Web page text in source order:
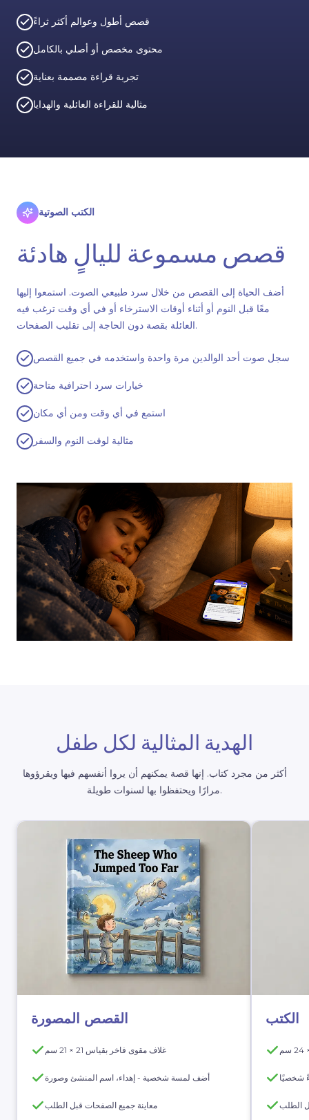
قصص أطول وعوالم أكثر ثراءً
محتوى مخصص أو أصلي بالكامل
تجربة قراءة مصممة بعناية
مثالية للقراءة العائلية والهدايا
الكتب الصوتية
قصص مسموعة لليالٍ هادئة
أضف الحياة إلى القصص من خلال سرد طبيعي الصوت. استمعوا إليها
معًا قبل النوم أو أثناء أوقات الاسترخاء أو في أي وقت ترغب فيه
العائلة بقصة دون الحاجة إلى تقليب الصفحات.
سجل صوت أحد الوالدين مرة واحدة واستخدمه في جميع القصص
خيارات سرد احترافية متاحة
استمع في أي وقت ومن أي مكان
مثالية لوقت النوم والسفر
الهدية المثالية لكل طفل
أكثر من مجرد كتاب. إنها قصة يمكنهم أن يروا أنفسهم فيها ويقرؤوها
مرارًا ويحتفظوا بها لسنوات طويلة.
القصص المصورة
غلاف مقوى فاخر بقياس 21 × 21 سم
أضف لمسة شخصية - إهداء، اسم المنشئ وصورة
معاينة جميع الصفحات قبل الطلب
الكتب
شخصيًا
الطلب